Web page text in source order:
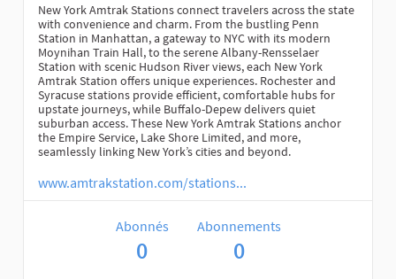
New York Amtrak Stations connect travelers across the state
with convenience and charm. From the bustling Penn
Station in Manhattan, a gateway to NYC with its modern
Moynihan Train Hall, to the serene Albany-Rensselaer
Station with scenic Hudson River views, each New York
Amtrak Station offers unique experiences. Rochester and
Syracuse stations provide efficient, comfortable hubs for
upstate journeys, while Buffalo-Depew delivers quiet
suburban access. These New York Amtrak Stations anchor
the Empire Service, Lake Shore Limited, and more,
seamlessly linking New York’s cities and beyond.
www.amtrakstation.com/stations...
Abonnés
0
Abonnements
0